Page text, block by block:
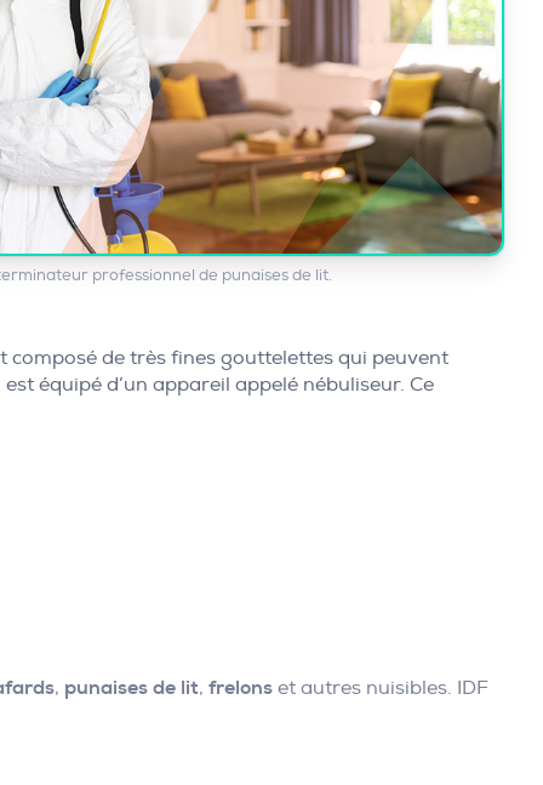
professionnel de punaises de lit.
composé de très fines gouttelettes qui peuvent
équipé d’un appareil appelé nébuliseur. Ce
, punaises de lit, frelons et autres nuisibles. IDF